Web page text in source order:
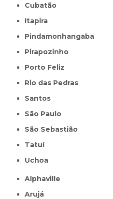
Cubatão
Itapira
Pindamonhangaba
Pirapozinho
Porto Feliz
Rio das Pedras
Santos
São Paulo
São Sebastião
Tatuí
Uchoa
Alphaville
Arujá